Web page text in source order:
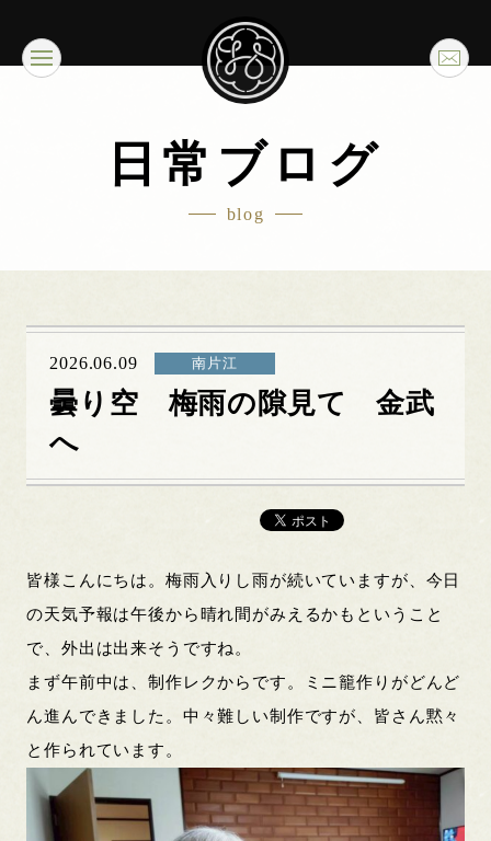
日常ブログ
blog
2026.06.09 南片江
曇り空 梅雨の隙見て 金武
へ
皆様こんにちは。梅雨入りし雨が続いていますが、今日
の天気予報は午後から晴れ間がみえるかもということ
で、外出は出来そうですね。
まず午前中は、制作レクからです。ミニ籠作りがどんど
ん進んできました。中々難しい制作ですが、皆さん黙々
と作られています。